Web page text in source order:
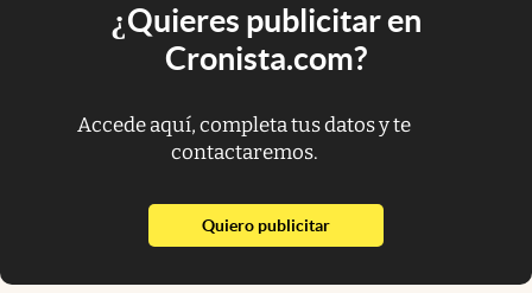
¿Quieres publicitar en
Cronista.com?
Accede aquí, completa tus datos y te
contactaremos.
Quiero publicitarabre en nueva pestaña